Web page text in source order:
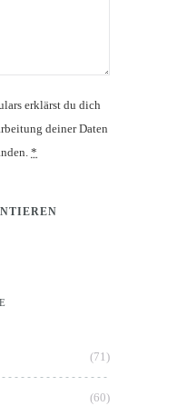
erklärst du dich
deiner Daten
*
(71)
(60)